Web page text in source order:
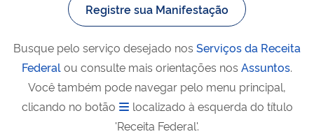
Registre sua Manifestação
Busque pelo serviço desejado nos Serviços da Receita
Federalou consulte mais orientações nos Assuntos.
Você também pode navegar pelo menu principal,
clicando no botão
localizado à esquerda do título
'Receita Federal'.